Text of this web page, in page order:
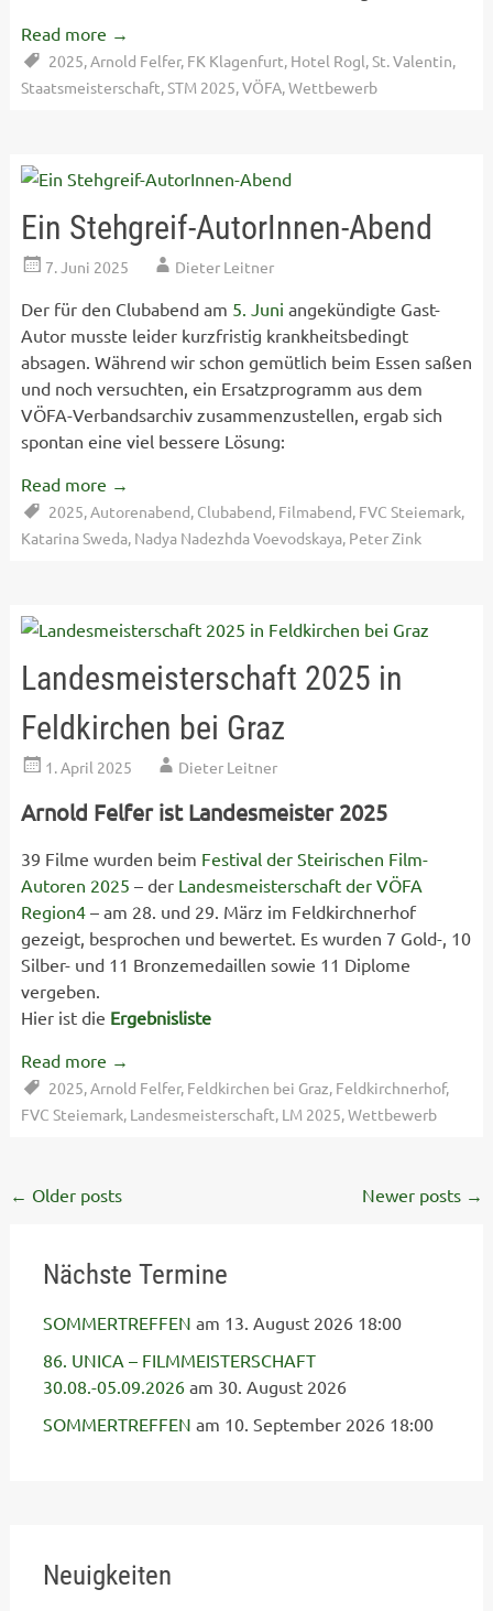
Read more →
2025,Arnold Felfer, FK Klagenfurt, Hotel Rogl,St. Valentin,
Staatsmeisterschaft,STM 2025,VÖFA,Wettbewerb
Ein Stehgreif-AutorInnen-Abend
7. Juni 2025 Dieter Leitner
Der für den Clubabend am 5. Juni angekündigte Gast-
Autor musste leider kurzfristig krankheitsbedingt
absagen. Während wir schon gemütlich beim Essen saßen
und noch versuchten, ein Ersatzprogramm aus dem
VÖFA-Verbandsarchiv zusammenzustellen, ergab sich
spontan eine viel bessere Lösung:
Read more →
2025,Autorenabend, Clubabend, Filmabend, FVC Steiemark,
Katarina Sweda, Nadya Nadezhda Voevodskaya, Peter Zink
Landesmeisterschaft 2025 in
Feldkirchen bei Graz
1. April 2025 Dieter Leitner
Arnold Felfer ist Landesmeister 2025
39 Filme wurden beim Festival der Steirischen Film-
Autoren 2025 – der Landesmeisterschaft der VÖFA
Region4– am 28. und 29. März im Feldkirchnerhof
gezeigt, besprochen und bewertet. Es wurden 7 Gold-, 10
Silber- und 11 Bronzemedaillen sowie 11 Diplome
vergeben.
Hier ist die Ergebnisliste
Read more →
2025,Arnold Felfer, Feldkirchen bei Graz, Feldkirchnerhof,
FVC Steiemark, Landesmeisterschaft, LM 2025,Wettbewerb
Posts
← Older posts Newer posts →
Nächste Termine
SOMMERTREFFEN am 13. August 2026 18:00
86. UNICA – FILMMEISTERSCHAFT
30.08.-05.09.2026am 30. August 2026
SOMMERTREFFEN am 10. September 2026 18:00
Neuigkeiten